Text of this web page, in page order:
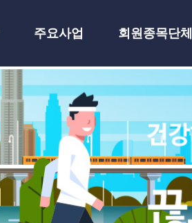
주요사업 회원종목단체